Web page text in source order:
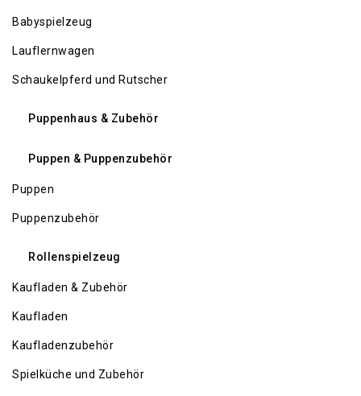
Babyspielzeug
Lauflernwagen
Schaukelpferd und Rutscher
Puppenhaus & Zubehör
Puppen & Puppenzubehör
Puppen
Puppenzubehör
Rollenspielzeug
Kaufladen & Zubehör
Kaufladen
Kaufladenzubehör
Spielküche und Zubehör